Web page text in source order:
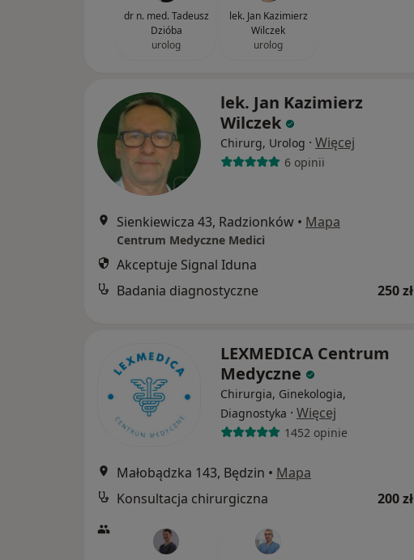
dr n. med. Tadeusz
Dzióba
urolog
lek. Jan Kazimierz
Wilczek
urolog
lek. Jan Kazimierz
Wilczek
Chirurg, Urolog · Więcej
6 opinii
Sienkiewicza 43, Radzionków • Mapa
Centrum Medyczne Medici
Akceptuje Signal Iduna
Badania diagnostyczne
250 zł
LEXMEDICA Centrum
Medyczne
Chirurgia, Ginekologia,
Diagnostyka · Więcej
1452 opinie
Małobądzka 143, Będzin • Mapa
Konsultacja chirurgiczna
200 zł